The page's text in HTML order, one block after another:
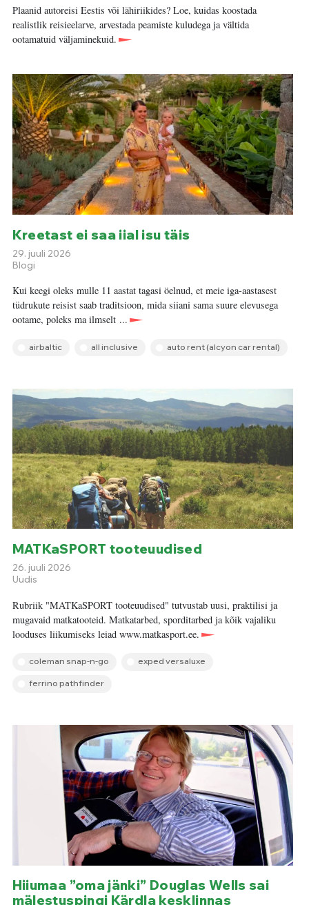
Plaanid autoreisi Eestis või lähiriikides? Loe, kuidas koostada
realistlik reisieelarve, arvestada peamiste kuludega ja vältida
ootamatuid väljaminekuid.
Kreetast ei saa iial isu täis
29. juuli 2026
Blogi
Kui keegi oleks mulle 11 aastat tagasi öelnud, et meie iga-aastasest
tüdrukute reisist saab traditsioon, mida siiani sama suure elevusega
ootame, poleks ma ilmselt ...
airbaltic all inclusive auto rent (alcyon car rental)
MATKaSPORT tooteuudised
26. juuli 2026
Uudis
Rubriik "MATKaSPORT tooteuudised" tutvustab uusi, praktilisi ja
mugavaid matkatooteid. Matkatarbed, sporditarbed ja kõik vajaliku
looduses liikumiseks leiad www.matkasport.ee.
coleman snap-n-go exped versaluxe
ferrino pathfinder
Hiiumaa ”oma jänki” Douglas Wells sai
mälestuspingi Kärdla kesklinnas